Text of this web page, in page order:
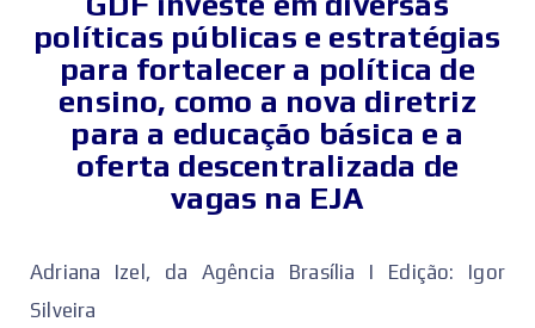
políticas públicas e estratégias
para fortalecer a política de
ensino, como a nova diretriz
para a educação básica e a
oferta descentralizada de
vagas na EJA
Adriana Izel, da Agência Brasília I Edição: Igor
Silveira